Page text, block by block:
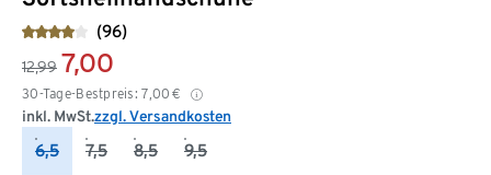
(96)
12,99 7,00
30-Tage-Bestpreis: 7,00 €
inkl. MwSt.zzgl. Versandkosten
6,5 7,5 8,5 9,5